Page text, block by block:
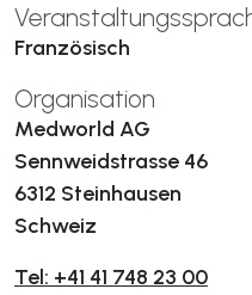
Französisch
Organisation
Medworld AG
Sennweidstrasse 46
6312 Steinhausen
Schweiz
Tel: +41 41 748 23 00